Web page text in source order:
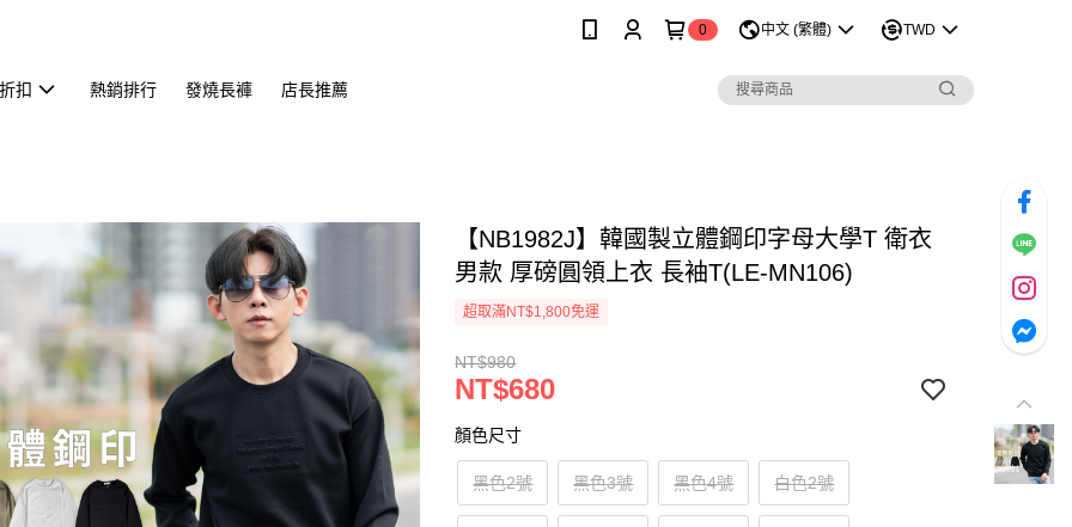
0 中文 (繁體) TWD
扣 熱銷排行 發燒長褲 店長推薦
【NB1982J】韓國製立體鋼印字母大學T 衛衣
男款 厚磅圓領上衣 長袖T(LE-MN106)
超取滿NT$1,800免運
NT$980
NT$680
顏色尺寸
黑色2號 黑色3號 黑色4號 白色2號